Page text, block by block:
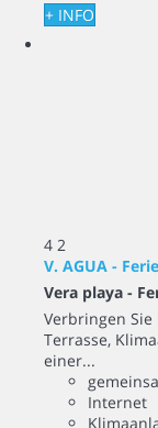
+ INFO
4 2
V. AGUA -
Vera playa -
Verbringen
Terrasse,
einer...
Internet